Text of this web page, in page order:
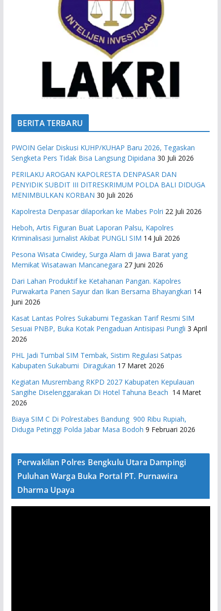
BERITA TERBARU
PWOIN Gelar Diskusi KUHP/KUHAP Baru 2026, Tegaskan
Sengketa Pers Tidak Bisa Langsung Dipidana 30 Juli 2026
PERILAKU AROGAN KAPOLRESTA DENPASAR DAN
PENYIDIK SUBDIT III DITRESKRIMUM POLDA BALI DIDUGA
MENIMBULKAN KORBAN 30 Juli 2026
Kapolresta Denpasar dilaporkan ke Mabes Polri 22 Juli 2026
Heboh, Artis Figuran Buat Laporan Palsu, Kapolres
Kriminalisasi Jurnalist Akibat PUNGLI SIM 14 Juli 2026
Pesona Wisata Ciwidey, Surga Alam di Jawa Barat yang
Memikat Wisatawan Mancanegara 27 Juni 2026
Dari Lahan Produktif ke Ketahanan Pangan. Kapolres
Purwakarta Panen Sayur dan Ikan Bersama Bhayangkari 14
Juni 2026
Kasat Lantas Polres Sukabumi Tegaskan Tarif Resmi SIM
Sesuai PNBP, Buka Kotak Pengaduan Antisipasi Pungli 3 April
2026
PHL Jadi Tumbal SIM Tembak, Sistim Regulasi Satpas
Kabupaten Sukabumi Diragukan 17 Maret 2026
Kegiatan Musrembang RKPD 2027 ​Kabupaten Kepulauan
Sangihe Diselenggarakan Di Hotel Tahuna Beach 14 Maret
2026
Biaya SIM C Di Polrestabes Bandung 900 Ribu Rupiah,
Diduga Petinggi Polda Jabar Masa Bodoh 9 Februari 2026
Perwakilan Polres Bengkulu Utara Dampingi
Puluhan Warga Buka Portal PT. Purnawira
Dharma Upaya